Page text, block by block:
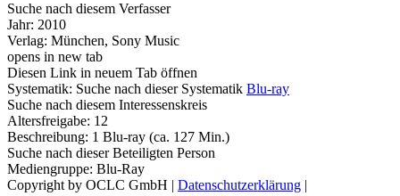
Suche nach diesem Verfasser
Jahr: 2010
Verlag: München, Sony Music
opens in new tab
Diesen Link in neuem Tab öffnen
Systematik: Suche nach dieser Systematik Blu-ray
Suche nach diesem Interessenskreis
Altersfreigabe: 12
Beschreibung: 1 Blu-ray (ca. 127 Min.)
Suche nach dieser Beteiligten Person
Mediengruppe: Blu-Ray
Copyright by OCLC GmbH | Datenschutzerklärung |